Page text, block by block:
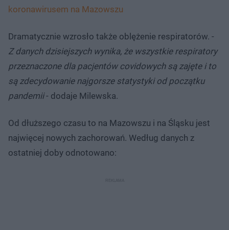
koronawirusem na Mazowszu
Dramatycznie wzrosło także oblężenie respiratorów. -
Z danych dzisiejszych wynika, że wszystkie respiratory
przeznaczone dla pacjentów covidowych są zajęte i to
są zdecydowanie najgorsze statystyki od początku
pandemii- dodaje Milewska.
Od dłuższego czasu to na Mazowszu i na Śląsku jest
najwięcej nowych zachorowań. Według danych z
ostatniej doby odnotowano: